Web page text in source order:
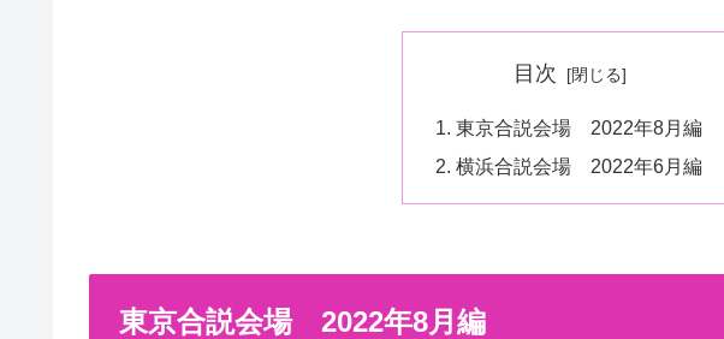
目次
東京合説会場 2022年8月編
横浜合説会場 2022年6月編
東京合説会場 2022年8月編